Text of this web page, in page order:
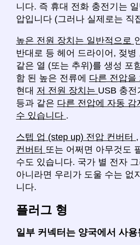
니다. 즉 휴대 전화 충전기는
압입니다 (그러나 실제로는 직
높은 전원 장치는 일반적으로
반대로 등 헤어 드라이어, 젖병
같은 열 (또는 추위)를 생성 포
함 된 높은 전류에 다른 전압을
현대 저 전원 장치는 USB 충전
등과 같은 다른 전압에 자동 감
수 있습니다 .
스텝 업 (step up) 전압 컨버터 ,
컨버터 또는 어쩌면 아무것도
수도 있습니다. 국가 별 전자
아니라면 우리가 도울 수는 없
니다.
플러그 형
일부 커넥터는 양국에서 사용